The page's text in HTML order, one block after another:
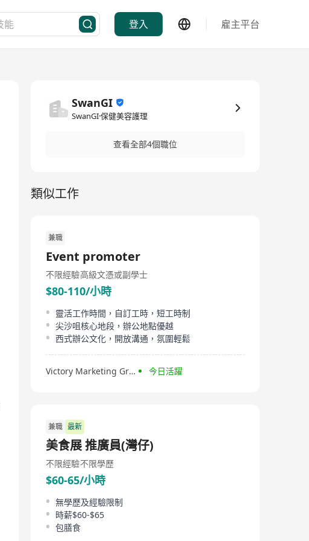
登入 雇主平台
SwanGI
SwanGI·保健美容護理
查看全部4個職位
類似工作
兼職
Event promoter
不限經驗高級文憑或副學士
$80-110/小時
靈活工作時間，自訂工時，短工時制
尖沙咀核心地段，辦公地點優越
西式辦公文化，開放溝通，氛圍輕鬆
Victory Marketing Group 今日活躍
兼職 最新
美食展 推廣員(灣仔)
不限經驗不限學歷
$60-65/小時
無學歷及經驗限制
時薪$60-$65
包膳食